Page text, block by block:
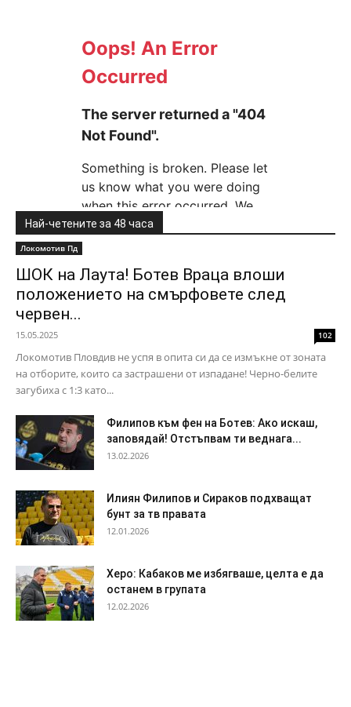
Най-четените за 48 часа
Локомотив Пд
ШОК на Лаута! Ботев Враца влоши
положението на смърфовете след
червен...
15.05.2025 102
Локомотив Пловдив не успя в опита си да се измъкне от зоната
на отборите, които са застрашени от изпадане! Черно-белите
загубиха с 1:3 като...
Филипов към фен на Ботев: Ако искаш,
заповядай! Отстъпвам ти веднага...
13.02.2026
Илиян Филипов и Сираков подхващат
бунт за тв правата
12.01.2026
Херо: Кабаков ме избягваше, целта е да
останем в групата
12.02.2026